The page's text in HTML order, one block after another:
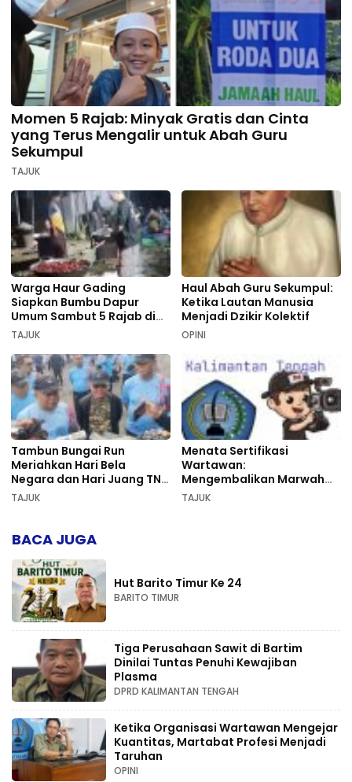
Momen 5 Rajab: Minyak Gratis dan Cinta
yang Terus Mengalir untuk Abah Guru
Sekumpul
TAJUK
Warga Haur Gading
Siapkan Bumbu Dapur
Umum Sambut 5 Rajab di
Sekumpul
TAJUK
Haul Abah Guru Sekumpul:
Ketika Lautan Manusia
Menjadi Dzikir Kolektif
OPINI
Tambun Bungai Run
Meriahkan Hari Bela
Negara dan Hari Juang TNI
AD di Palangka Raya
TAJUK
Menata Sertifikasi
Wartawan:
Mengembalikan Marwah
Pers dan Keadilan
TAJUK
BACA JUGA
Hut Barito Timur Ke 24
BARITO TIMUR
Tiga Perusahaan Sawit di Bartim
Dinilai Tuntas Penuhi Kewajiban
Plasma
DPRD KALIMANTAN TENGAH
Ketika Organisasi Wartawan Mengejar
Kuantitas, Martabat Profesi Menjadi
Taruhan
OPINI